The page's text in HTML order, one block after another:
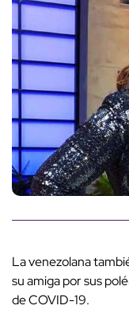
La venezolana
su amiga por sus
de COVID-19.